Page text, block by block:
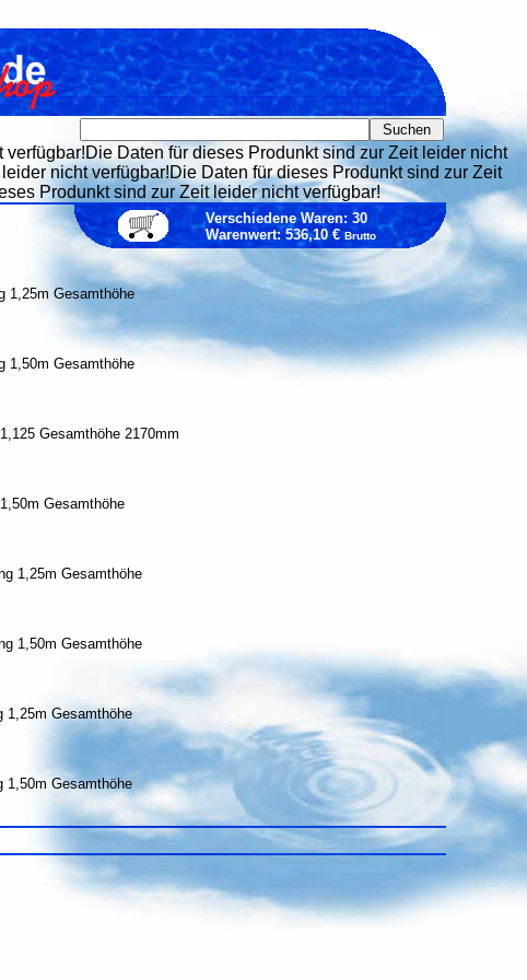
Daten für dieses Produnkt sind zur Zeit leider nicht
nicht verfügbar!Die Daten für dieses Produnkt sind zur Zeit
Produnkt sind zur Zeit leider nicht verfügbar!
Verschiedene Waren: 30
Warenwert: 536,10 €Brutto
1,25m Gesamthöhe
1,50m Gesamthöhe
Gesamthöhe 2170mm
Gesamthöhe
1,25m Gesamthöhe
1,50m Gesamthöhe
1,25m Gesamthöhe
1,50m Gesamthöhe